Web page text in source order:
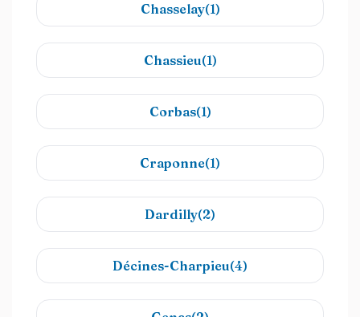
Chasselay(1)
Chassieu(1)
Corbas(1)
Craponne(1)
Dardilly(2)
Décines-Charpieu(4)